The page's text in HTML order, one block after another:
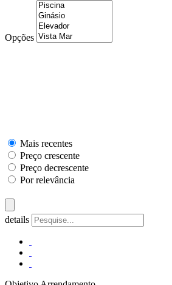
Opções
Mais recentes
Preço crescente
Preço decrescente
Por relevância
details